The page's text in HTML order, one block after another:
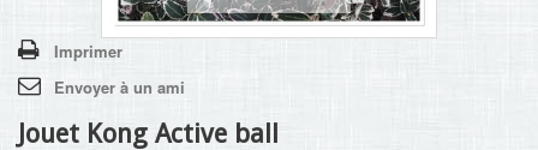
Imprimer
Envoyer à un ami
Jouet Kong Active ball